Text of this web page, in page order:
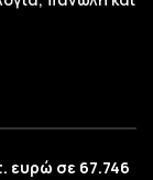
ευρώ σε 67.746